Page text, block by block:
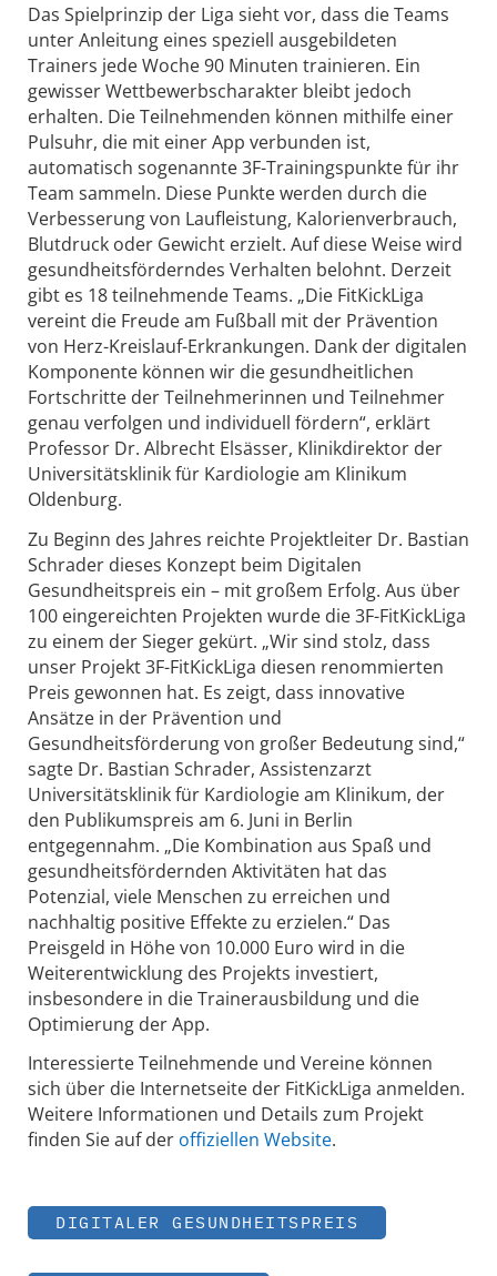
Das Spielprinzip der Liga sieht vor, dass die Teams
unter Anleitung eines speziell ausgebildeten
Trainers jede Woche 90 Minuten trainieren. Ein
gewisser Wettbewerbscharakter bleibt jedoch
erhalten. Die Teilnehmenden können mithilfe einer
Pulsuhr, die mit einer App verbunden ist,
automatisch sogenannte 3F-Trainingspunkte für ihr
Team sammeln. Diese Punkte werden durch die
Verbesserung von Laufleistung, Kalorienverbrauch,
Blutdruck oder Gewicht erzielt. Auf diese Weise wird
gesundheitsförderndes Verhalten belohnt. Derzeit
gibt es 18 teilnehmende Teams. „Die FitKickLiga
vereint die Freude am Fußball mit der Prävention
von Herz-Kreislauf-Erkrankungen. Dank der digitalen
Komponente können wir die gesundheitlichen
Fortschritte der Teilnehmerinnen und Teilnehmer
genau verfolgen und individuell fördern“, erklärt
Professor Dr. Albrecht Elsässer, Klinikdirektor der
Universitätsklinik für Kardiologie am Klinikum
Oldenburg.
Zu Beginn des Jahres reichte Projektleiter Dr. Bastian
Schrader dieses Konzept beim Digitalen
Gesundheitspreis ein – mit großem Erfolg. Aus über
100 eingereichten Projekten wurde die 3F-FitKickLiga
zu einem der Sieger gekürt. „Wir sind stolz, dass
unser Projekt 3F-FitKickLiga diesen renommierten
Preis gewonnen hat. Es zeigt, dass innovative
Ansätze in der Prävention und
Gesundheitsförderung von großer Bedeutung sind,“
sagte Dr. Bastian Schrader, Assistenzarzt
Universitätsklinik für Kardiologie am Klinikum, der
den Publikumspreis am 6. Juni in Berlin
entgegennahm. „Die Kombination aus Spaß und
gesundheitsfördernden Aktivitäten hat das
Potenzial, viele Menschen zu erreichen und
nachhaltig positive Effekte zu erzielen.“ Das
Preisgeld in Höhe von 10.000 Euro wird in die
Weiterentwicklung des Projekts investiert,
insbesondere in die Trainerausbildung und die
Optimierung der App.
Interessierte Teilnehmende und Vereine können
sich über die Internetseite der FitKickLiga anmelden.
Weitere Informationen und Details zum Projekt
finden Sie auf der offiziellen Website.
DIGITALER GESUNDHEITSPREIS